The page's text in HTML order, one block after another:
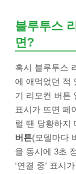
블루투스
면?
혹시 블루투스
에 애먹었던 적
기 리모컨 버튼
표시가 뜨면 페
럴 땐 당황하지
버튼(모델마다
을 동시에 3초
‘연결 중’ 표시